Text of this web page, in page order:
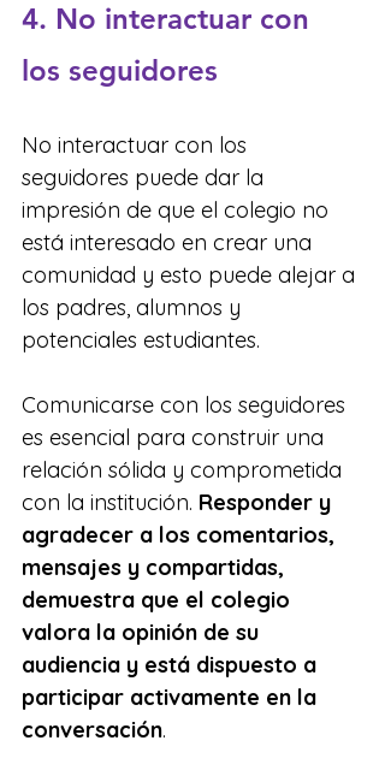
4. No interactuar con
los seguidores
No interactuar con los
seguidores puede dar la
impresión de que el colegio no
está interesado en crear una
comunidad y esto puede alejar a
los padres, alumnos y
potenciales estudiantes.
Comunicarse con los seguidores
es esencial para construir una
relación sólida y comprometida
con la institución. Responder y
agradecer a los comentarios,
mensajes y compartidas,
demuestra que el colegio
valora la opinión de su
audiencia y está dispuesto a
participar activamente en la
conversación.